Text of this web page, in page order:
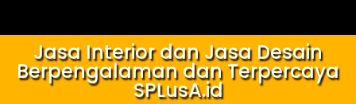
Jasa Interior dan Jasa Desain
Berpengalaman dan Terpercaya
SPLusA.id